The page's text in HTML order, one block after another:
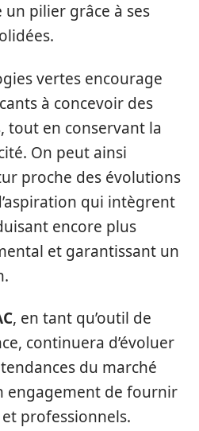
pilier grâce à ses
vertes encourage
à concevoir des
tout en conservant la
On peut ainsi
proche des évolutions
qui intègrent
encore plus
et garantissant un
, en tant qu’outil de
continuera d’évoluer
du marché
engagement de fournir
professionnels.